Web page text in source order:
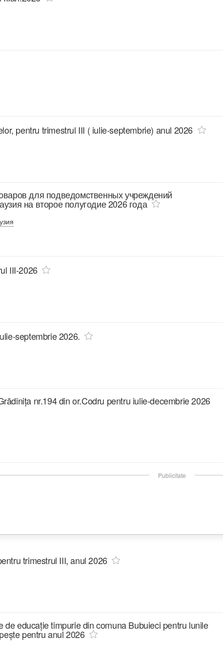
pentru trimestrul III ( iulie-septembrie) anul 2026
для подведомственных учреждений
на второе полугодие 2026 года
III-2026
septembrie 2026.
nr.194 din or.Codru pentru iulie-decembrie 2026
Publicitate
trimestrul III, anul 2026
de educație timpurie din comuna Bubuieci pentru lunile
pentru anul 2026